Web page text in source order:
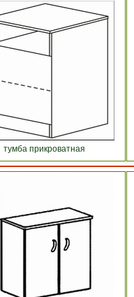
тумба прикроватная